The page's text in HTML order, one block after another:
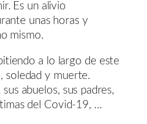
Es un alivio
unas horas y
mismo.
a lo largo de este
soledad y muerte.
abuelos, sus padres,
del Covid-19, …